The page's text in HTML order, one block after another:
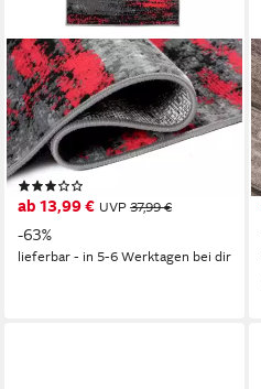
MAZOVIA
Läufer Läufer Flurläufer
Modern für Vorzimmer 70 cm
Breit Grau Rot, 70 x 100 cm,
Kurzflor, Meterware, Höhe 8
mm
ab 13,99 € UVP 37,99 €
-63%
lieferbar - in 5-6 Werktagen bei dir